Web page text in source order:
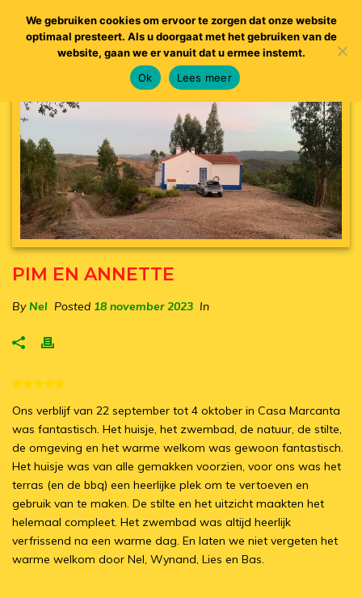
PIM EN ANNETTE
ByNel Posted 18 november 2023 In
Ons verblijf van 22 september tot 4 oktober in Casa Marcanta
was fantastisch. Het huisje, het zwembad, de natuur, de stilte,
de omgeving en het warme welkom was gewoon fantastisch.
Het huisje was van alle gemakken voorzien, voor ons was het
terras (en de bbq) een heerlijke plek om te vertoeven en
gebruik van te maken. De stilte en het uitzicht maakten het
helemaal compleet. Het zwembad was altijd heerlijk
verfrissend na een warme dag. En laten we niet vergeten het
warme welkom door Nel, Wynand, Lies en Bas.
We gebruiken cookies om ervoor te zorgen dat onze website
optimaal presteert. Als u doorgaat met het gebruiken van de
website, gaan we er vanuit dat u ermee instemt.
Ok
Lees meer